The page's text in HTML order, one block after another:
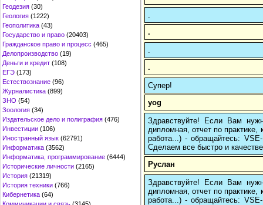
Геодезия (30)
Геология (1222)
Геополитика (43)
Государство и право (20403)
Гражданское право и процесс (465)
Делопроизводство (19)
Деньги и кредит (108)
ЕГЭ (173)
Естествознание (96)
Журналистика (899)
ЗНО (54)
Зоология (34)
Издательское дело и полиграфия (476)
Инвестиции (106)
Иностранный язык (62791)
Информатика (3562)
Информатика, программирование (6444)
Исторические личности (2165)
История (21319)
История техники (766)
Кибернетика (64)
.
.
Супер!
yog
Здравствуйте! Если Вам
дипломная, отчет по
работа...) - обращайтесь:
Сделаем все быстро и
Руслан
Здравствуйте! Если Вам
дипломная, отчет по
работа...) - обращайтесь: